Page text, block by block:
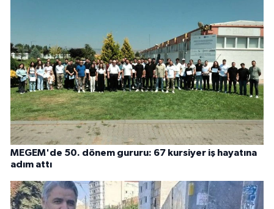
MEGEM'de 50. dönem gururu: 67 kursiyer iş hayatına
adım attı